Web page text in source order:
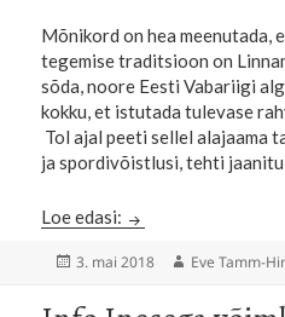
Mõnikord on hea meenutada,
tegemise traditsioon on
sõda, noore Eesti Vabariigi
kokku, et istutada tulevase
Tol ajal peeti sellel alajaama
ja spordivõistlusi, tehti
Loe edasi: Koos tegemisest…
Postitatud
3. mai 2018 Autor
Eve Tamm-